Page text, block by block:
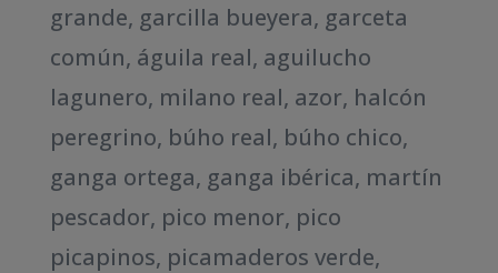
grande, garcilla bueyera, garceta
común, águila real, aguilucho
lagunero, milano real, azor, halcón
peregrino, búho real, búho chico,
ganga ortega, ganga ibérica, martín
pescador, pico menor, pico
picapinos, picamaderos verde,